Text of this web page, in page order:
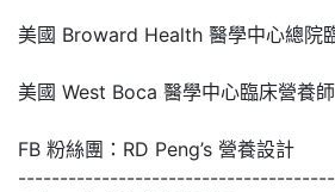
美國 Broward Health 醫學中心總院
美國 West Boca 醫學中心臨床營養師
FB 粉絲團：RD Peng’s 營養設計